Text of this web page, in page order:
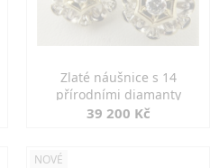
Zlaté náušnice s 14
přírodními diamanty
39 200 Kč
NOVÉ